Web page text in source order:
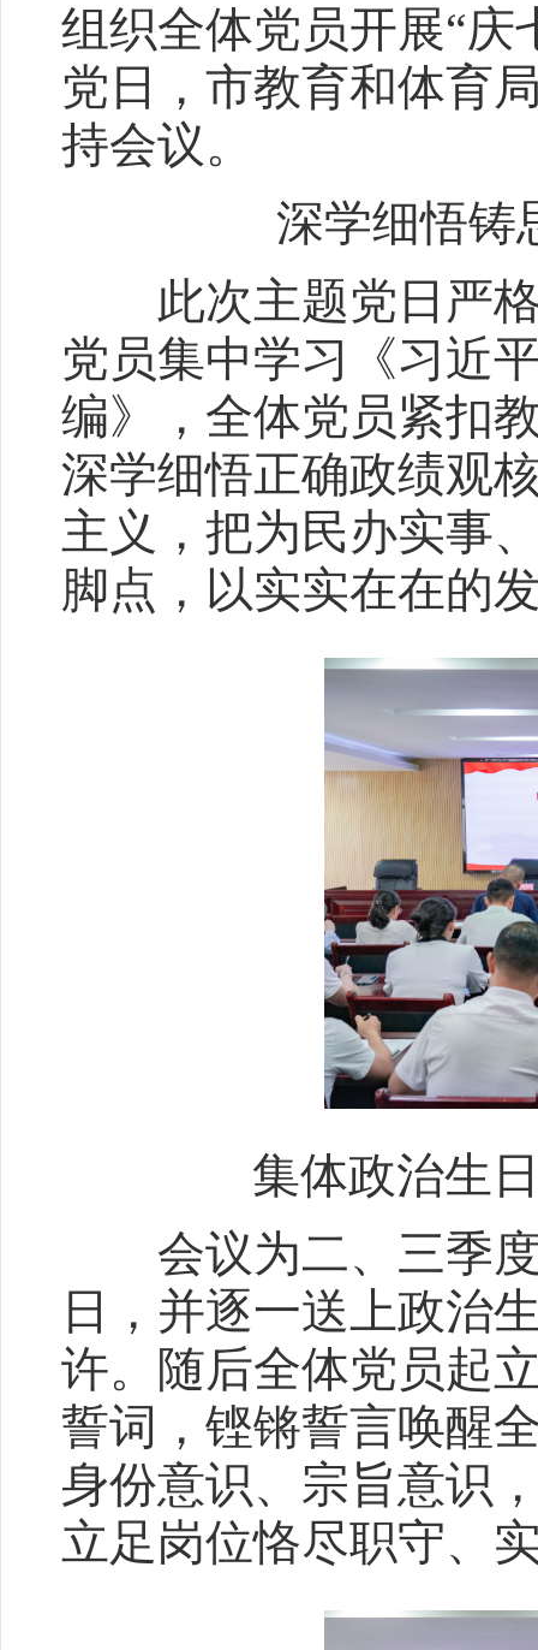
组织全体党员开展“庆
党日，市教育和体育
持会议。
深学细悟铸
此次主题党日严格
党员集中学习《习近
编》，全体党员紧扣
深学细悟正确政绩观
主义，把为民办实事
脚点，以实实在在的
集体政治生
会议为二、三季度
日，并逐一送上政治
许。随后全体党员起
誓词，铿锵誓言唤醒
身份意识、宗旨意识
立足岗位恪尽职守、